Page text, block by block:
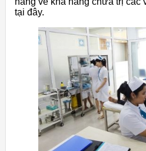
tại đây.